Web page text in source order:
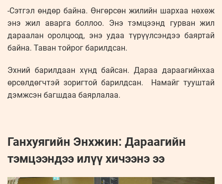
-Сэтгэл өндөр байна. Өнгөрсөн жилийн шархаа нөхөж
энэ жил аварга боллоо. Энэ тэмцээнд гурван жил
дараалан оролцоод, энэ удаа түрүүлсэндээ баяртай
байна. Таван тойрог барилдсан.
Эхний барилдаан хүнд байсан. Дараа дараагийнхаа
өрсөлдөгчтэй зоригтой барилдсан. Намайг тууштай
дэмжсэн багшдаа баярлалаа.
Ганхуягийн Энхжин: Дараагийн
тэмцээндээ илүү хичээнэ ээ